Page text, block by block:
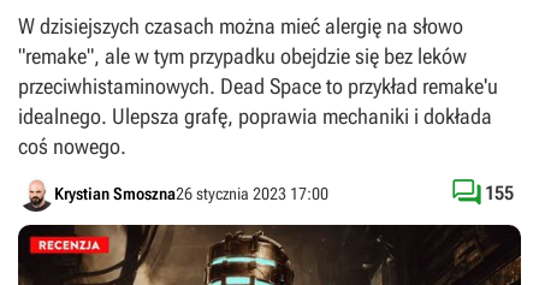
W dzisiejszych czasach można mieć alergię na słowo
"remake", ale w tym przypadku obejdzie się bez leków
przeciwhistaminowych. Dead Space to przykład remake'u
idealnego. Ulepsza grafę, poprawia mechaniki i dokłada
coś nowego.
Krystian Smoszna26 stycznia 2023 17:00  155